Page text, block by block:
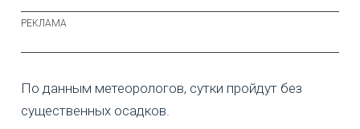
По данным метеорологов, сутки пройдут без
существенных осадков.